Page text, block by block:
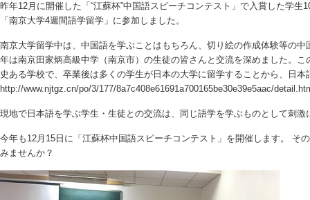
昨年12月に開催した「“江蘇杯”中国語スピーチコンテスト」で入賞した学生
「南京大学4週間語学留学」に参加しました。
南京大学留学中は、中国語を学ぶことはもちろん、切り絵の作成体験等の
年は南京田家炳高級中学（南京市）の生徒の皆さんと交流を深めました。こ
史ある学校で、卒業後は多くの学生が日本の大学に留学することから、日
http://www.njtgz.cn/po/3/177/8a7c408e61691a700165be30e39e5aac/
現地で日本語を学ぶ学生・生徒との交流は、同じ語学を学ぶものとして刺激
今年も12月15日に「江蘇杯中国語スピーチコンテスト」を開催します。 そ
みませんか？